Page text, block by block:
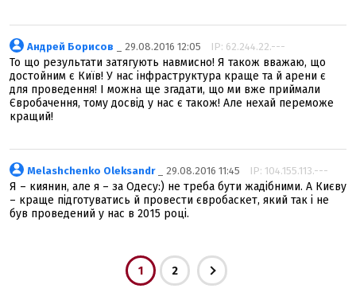
Андрей Борисов _ 29.08.2016 12:05 IP: 62.244.22.---
То що результати затягують навмисно! Я також вважаю, що
достойним є Київ! У нас інфраструктура краще та й арени є
для проведення! І можна ще згадати, що ми вже приймали
Євробачення, тому досвід у нас є також! Але нехай переможе
кращий!
Melashchenko Oleksandr_ 29.08.2016 11:45 IP: 104.155.113.---
Я – киянин, але я – за Одесу:) не треба бути жадібними. А Києву
– краще підготуватись й провести євробаскет, який так і не
був проведений у нас в 2015 році.
1 2